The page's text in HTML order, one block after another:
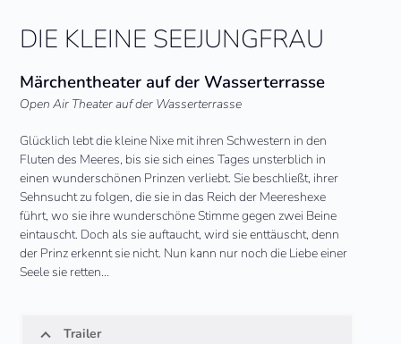
DIE KLEINE SEEJUNGFRAU
Märchentheater auf der Wasserterrasse
Open Air Theater auf der Wasserterrasse
Glücklich lebt die kleine Nixe mit ihren Schwestern in den
Fluten des Meeres, bis sie sich eines Tages unsterblich in
einen wunderschönen Prinzen verliebt. Sie beschließt, ihrer
Sehnsucht zu folgen, die sie in das Reich der Meereshexe
führt, wo sie ihre wunderschöne Stimme gegen zwei Beine
eintauscht. Doch als sie auftaucht, wird sie enttäuscht, denn
der Prinz erkennt sie nicht. Nun kann nur noch die Liebe einer
Seele sie retten…
Trailer